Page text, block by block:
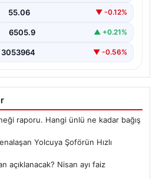
55.06 ▼ -0.12%
6505.9 ▲ +0.21%
3053964 ▼ -0.56%
raporu. Hangi ünlü ne kadar bağış
Yolcuya Şoförün Hızlı
açıklanacak? Nisan ayı faiz